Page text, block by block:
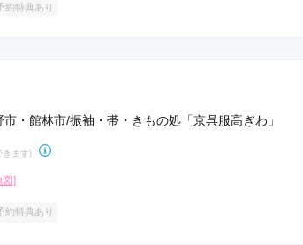
約特典あり
・館林市/振袖・帯・きもの処「京呉服高ぎわ」
きます)
図]
約特典あり